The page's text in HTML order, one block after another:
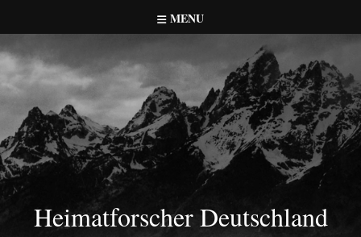
to
content
MENU
Heimatforscher Deutschland